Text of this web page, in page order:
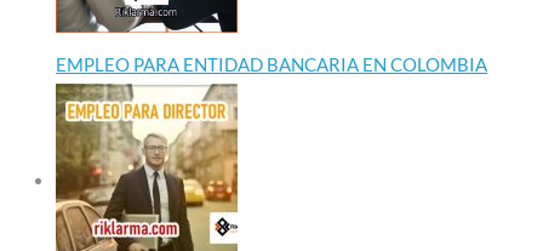
EMPLEO PARA ENTIDAD BANCARIA EN COLOMBIA